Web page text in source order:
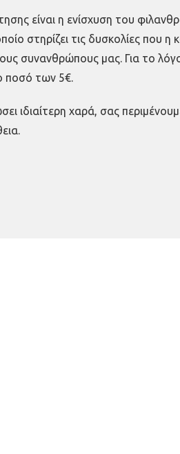
είναι η ενίσχυση του
στηρίζει τις δυσκολίες που η
συνανθρώπους μας. Για το
ποσό των 5€.
ιδιαίτερη χαρά, σας